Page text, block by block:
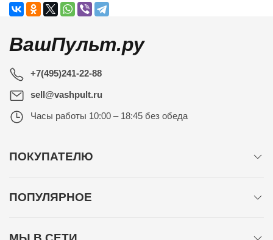
ВашПульт.ру
+7(495)241-22-88
sell@vashpult.ru
Часы работы 10:00 – 18:45 без обеда
ПОКУПАТЕЛЮ
ПОПУЛЯРНОЕ